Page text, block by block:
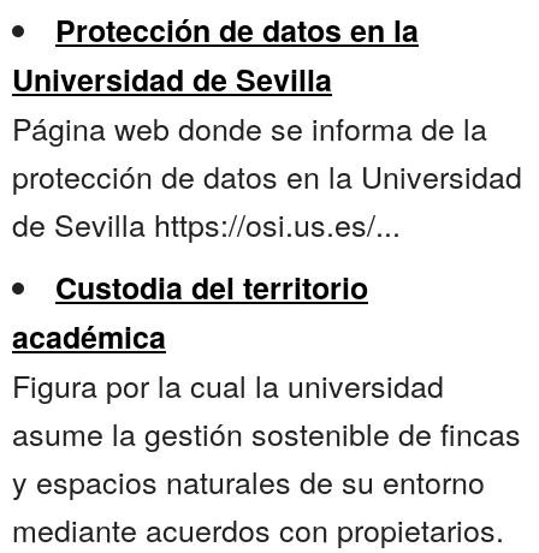
Protección de datos en la
Universidad de Sevilla
Página web donde se informa de la
protección de datos en la Universidad
de Sevilla https://osi.us.es/...
Custodia del territorio
académica
Figura por la cual la universidad
asume la gestión sostenible de fincas
y espacios naturales de su entorno
mediante acuerdos con propietarios.